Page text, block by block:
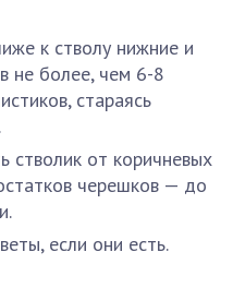
к стволу нижние и
не более, чем 6-8
стараясь
стволик от коричневых
черешков — до
если они есть.